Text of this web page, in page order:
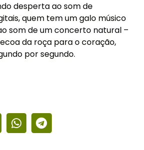
desperta ao som de
quem tem um galo músico
som de um concerto natural –
da roça para o coração,
por segundo.